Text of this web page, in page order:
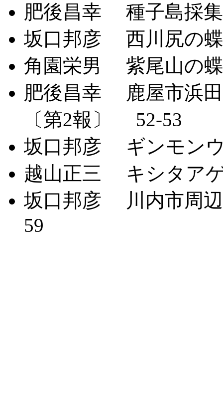
肥後昌幸 種子島採
坂口邦彦 西川尻の
角園栄男 紫尾山の
肥後昌幸 鹿屋市浜
〔第2報〕 52-53
坂口邦彦 ギンモン
越山正三 キシタア
坂口邦彦 川内市周
59